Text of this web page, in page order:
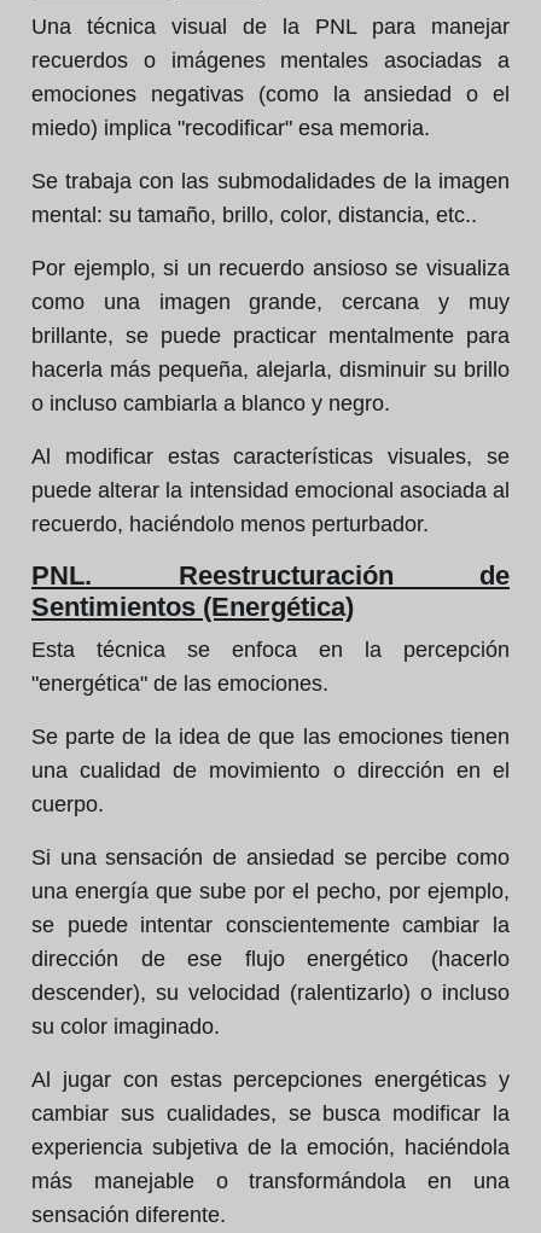
Una técnica visual de la PNL para manejar
recuerdos o imágenes mentales asociadas a
emociones negativas (como la ansiedad o el
miedo) implica "recodificar" esa memoria.
Se trabaja con las submodalidades de la imagen
mental: su tamaño, brillo, color, distancia, etc..
Por ejemplo, si un recuerdo ansioso se visualiza
como una imagen grande, cercana y muy
brillante, se puede practicar mentalmente para
hacerla más pequeña, alejarla, disminuir su brillo
o incluso cambiarla a blanco y negro.
Al modificar estas características visuales, se
puede alterar la intensidad emocional asociada al
recuerdo, haciéndolo menos perturbador.
PNL. Reestructuración de
Sentimientos (Energética)
Esta técnica se enfoca en la percepción
"energética" de las emociones.
Se parte de la idea de que las emociones tienen
una cualidad de movimiento o dirección en el
cuerpo.
Si una sensación de ansiedad se percibe como
una energía que sube por el pecho, por ejemplo,
se puede intentar conscientemente cambiar la
dirección de ese flujo energético (hacerlo
descender), su velocidad (ralentizarlo) o incluso
su color imaginado.
Al jugar con estas percepciones energéticas y
cambiar sus cualidades, se busca modificar la
experiencia subjetiva de la emoción, haciéndola
más manejable o transformándola en una
sensación diferente.